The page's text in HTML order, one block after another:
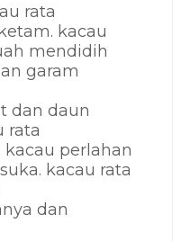
rata
kacau
mendidih
garam
dan daun
rata
perlahan
kacau rata
dan